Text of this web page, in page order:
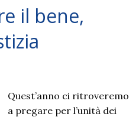
il bene,
Quest’anno ci ritroveremo
a pregare per l’unità dei